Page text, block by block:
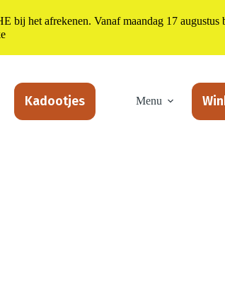
Kadootjes Menu
het afrekenen. Vanaf maandag 17 augustus